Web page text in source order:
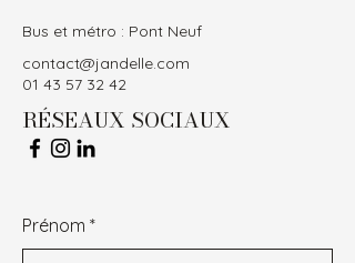
Bus et métro : Pont Neuf
contact@jandelle.com
01 43 57 32 42
RÉSEAUX SOCIAUX
Prénom